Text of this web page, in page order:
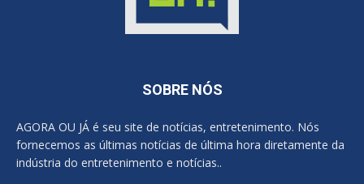
SOBRE NÓS
AGORA OU JÁ é seu site de notícias, entretenimento. Nós
fornecemos as últimas notícias de última hora diretamente da
indústria do entretenimento e notícias..